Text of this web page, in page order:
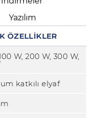
Yazılım
ÖZELLİKLER
W, 200 W, 300 W,
katkılı elyaf